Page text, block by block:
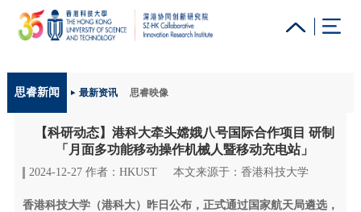
更多科大概览
科大新闻 学术部门索引
校园地图及指南 工作@科大 教授简录 认识科大
思睿新闻 最新资讯 思睿映像
【科研动态】港科大牵头嫦娥八号国际合作项目 研制
「月面多功能移动操作机械人暨移动充电站」
2024-12-27 作者：HKUST 本文来源于：香港科技大学
香港科技大学（港科大）昨日公布，正式通过国家航天局遴选，